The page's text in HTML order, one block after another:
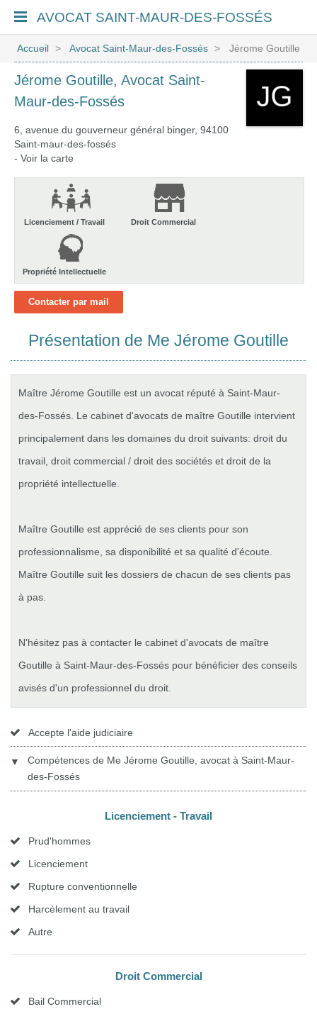
AVOCAT SAINT-MAUR-DES-FOSSÉS
Accueil Avocat Saint-Maur-des-Fossés Jérome Goutille
Jérome Goutille, Avocat Saint-
Maur-des-Fossés
6, avenue du gouverneur général binger, 94100
Saint-maur-des-fossés
- Voir la carte
Licenciement / Travail Droit Commercial
Propriété Intellectuelle
Contacter par mail
Présentation de Me Jérome Goutille
Maître Jérome Goutille est un avocat réputé à Saint-Maur-
des-Fossés. Le cabinet d'avocats de maître Goutille intervient
principalement dans les domaines du droit suivants: droit du
travail, droit commercial / droit des sociétés et droit de la
propriété intellectuelle.
Maître Goutille est apprécié de ses clients pour son
professionnalisme, sa disponibilité et sa qualité d'écoute.
Maître Goutille suit les dossiers de chacun de ses clients pas
à pas.
N'hésitez pas à contacter le cabinet d'avocats de maître
Goutille à Saint-Maur-des-Fossés pour bénéficier des conseils
avisés d'un professionnel du droit.
Accepte l'aide judiciaire
▼
Compétences de Me Jérome Goutille, avocat à Saint-Maur-
des-Fossés
Licenciement - Travail
Prud'hommes
Licenciement
Rupture conventionnelle
Harcèlement au travail
Autre
Droit Commercial
Bail Commercial